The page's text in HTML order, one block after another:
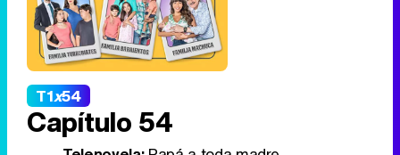
T1x54
Capítulo 54